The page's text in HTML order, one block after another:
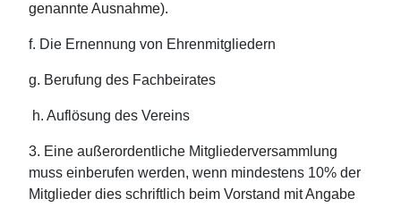
genannte Ausnahme).
f. Die Ernennung von Ehrenmitgliedern
g. Berufung des Fachbeirates
h. Auflösung des Vereins
3. Eine außerordentliche Mitgliederversammlung
muss einberufen werden, wenn mindestens 10% der
Mitglieder dies schriftlich beim Vorstand mit Angabe